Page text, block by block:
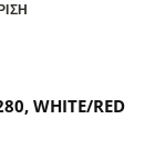
WHITE/RED